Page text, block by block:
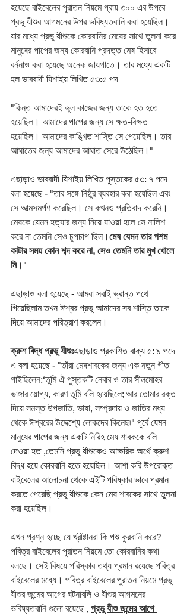
হয়েছে বাইবেলের পুরাতন নিয়মে প্রায় ৩০০ এর উপরে
প্রভু যীশুর আগমনের উপর ভবিষ্যতবানি করা হয়েছিল।
যার মধ্যে প্রভু যীশুকে কোরবানির মেষের সাথে তুলনা করে
মানুষের পাপের জন্য কোরবানি প্রদত্ত মেষ হিসাবে
বর্ননাও করা হয়েছে অনেক জায়গাতে। তার মধ্যে একটি
হল ভাববাদী যিশাইয় লিখিত ৫৩:৫ পদ
"কিন্ত আমাদেরই ভুল কাজের জন্য তাকে হত হতে
হয়েছিল। আমাদের পাপের জন্য সে ক্ষত-বিক্ষত
হয়েছিল। আমাদের কাঙ্খিত শাস্তি সে পেয়েছিল। তার
আঘাতের জন্য আমাদের আঘাত সেরে উঠেছিল।"
এছাড়াও ভাববাদী যিশাইয় লিখিত পুস্তকের ৫৩: ৭ পদে
বলা হয়েছে - "তার সঙ্গে নিষ্ঠুর ব্যবহার করা হয়েছিল এবং
সে আত্মসমর্পণ করেছিল। সে কখনও প্রতিবাদ করেনি।
মেষকে যেমন হত্যার জন্য নিয়ে যাওয়া হলে সে নালিশ
করে না তেমনি সেও চুপচাপ ছিল। মেষ যেমন তার পশম
কাটার সময় কোন শব্দ করে না, সেও তেমনি তার মুখ খোলে
নি ।"
এছাড়াও বলা হয়েছে - আমরা সবাই ভ্রান্ত পথে
গিয়েছিলাম তখন ঈশ্বর প্রভু আমাদের সব শাস্তি তাকে
দিয়ে আমাদের পরিত্রাণ করলেন।
ক্রুশ বিদ্ধ প্রভু যীশুঃএছাড়াও প্রকাশিত বাক্য ৫: ৯ পদে
এ বলা হয়েছে - "তাঁরা মেষশাবকের জন্য এক নতুন গীত
গাইছিলেন:‘তুমি ঐ পুস্তকটি নেবার ও তার সীলমোহর
ভাঙ্গার য়োগ্য, কারণ তুমি বলি হয়েছিলে; আর তোমার রক্ত
দিয়ে সমস্ত উপজাতি, ভাষা, সম্প্রদায় ও জাতির মধ্য
থেকে ঈশ্বরের উদ্দেশ্যে লোকদের কিনেছ৷" পূৰ্বে যেমন
মানুষের পাপের জন্য একটি নিরিহ মেষ শাবককে বলি
দেওয়া হত ,তেমনি প্রভু যীশুকেও আক্ষরিক অর্থে ক্রুশ
বিদ্ধ হয়ে কোরবানি হতে হয়েছিল। আশা করি উপরোক্ত
বাইবেলের আলোচনা থেকে এইটি পরিষ্কার ভাবে প্রমান
করতে পেরেছি প্রভু যীশুকে কেন মেষ শাবকের সাথে তুলনা
করা হয়েছিল।
এখন প্রশ্ন হচ্ছে যে খ্রীষ্টানরা কি পশু কুরবানি করে?
পবিত্র বাইবেলের পুরাতন নিয়মে তো কোরবানির কথা
বলছে। সেই বিষয়ে পরিস্কার তথ্য প্রমান রয়েছে পবিত্র
বাইবেলের মধ্যে। পবিত্র বাইবেলের পুরাতন নিয়মে প্রভু
যীশুর জন্মের আগের ঘটনাবলি ও যীশুর আগমনের
ভবিষ্যতবানি গুলো রয়েছে , প্রভু যীশু জন্মের আগে